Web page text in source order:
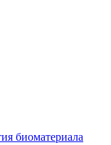
биоматериала